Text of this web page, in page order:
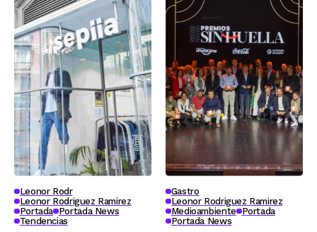
Leonor Rodr
Leonor Rodriguez Ramirez
Portada Portada News
Tendencias
Gastro
Leonor Rodriguez Ramirez
Medioambiente Portada
Portada News